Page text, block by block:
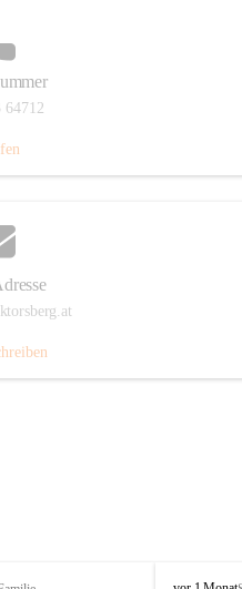
64712